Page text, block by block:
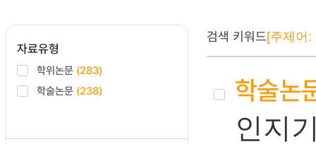
자료유형
학위논문 (283)
학술논문 (238)
검색 키워드[주제어:
학술논
인지